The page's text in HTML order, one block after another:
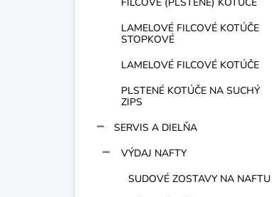
LAMELOVÉ FILCOVÉ KOTÚČE
STOPKOVÉ
LAMELOVÉ FILCOVÉ KOTÚČE
PLSTENÉ KOTÚČE NA SUCHÝ
ZIPS
SERVIS A DIELŇA
VÝDAJ NAFTY
SUDOVÉ ZOSTAVY NA NAFTU